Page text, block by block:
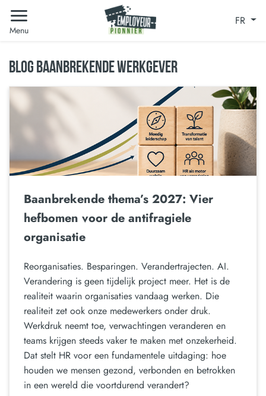
Menu
FR
BLOG BAANBREKENDE WERKGEVER
Baanbrekende thema’s 2027: Vier
hefbomen voor de antifragiele
organisatie
Reorganisaties. Besparingen. Verandertrajecten. AI.
Verandering is geen tijdelijk project meer. Het is de
realiteit waarin organisaties vandaag werken. Die
realiteit zet ook onze medewerkers onder druk.
Werkdruk neemt toe, verwachtingen veranderen en
teams krijgen steeds vaker te maken met onzekerheid.
Dat stelt HR voor een fundamentele uitdaging: hoe
houden we mensen gezond, verbonden en betrokken
in een wereld die voortdurend verandert?